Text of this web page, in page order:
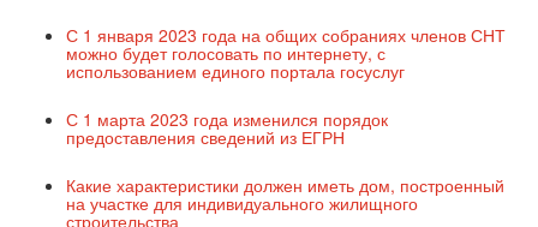
С 1 января 2023 года на общих собраниях членов СНТ
можно будет голосовать по интернету, с
использованием единого портала госуслуг
С 1 марта 2023 года изменился порядок
предоставления сведений из ЕГРН
Какие характеристики должен иметь дом, построенный
на участке для индивидуального жилищного
строительства